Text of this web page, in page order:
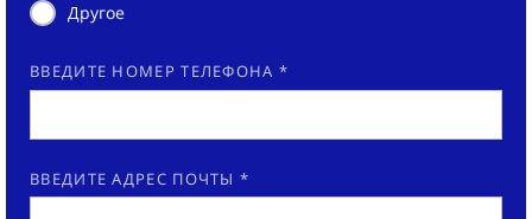
Другое
ВВЕДИТЕ НОМЕР ТЕЛЕФОНА *
ВВЕДИТЕ АДРЕС ПОЧТЫ *